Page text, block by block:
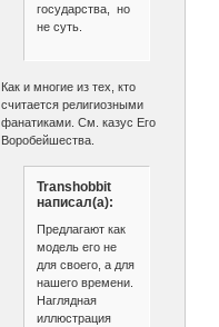
государства, но
не суть.
Как и многие из тех, кто
считается религиозными
фанатиками. См. казус Его
Воробейшества.
Transhobbit
написал(а):
Предлагают как
модель его не
для своего, а для
нашего времени.
Наглядная
иллюстрация